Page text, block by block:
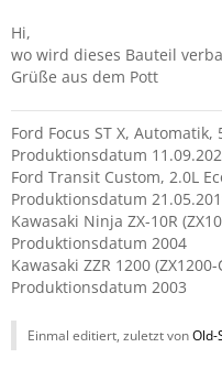
Hi,
wo wird dieses Bauteil
Grüße aus dem Pott
Ford Focus ST X,
Produktionsdatum
Ford Transit Custom, 2.0L
Produktionsdatum
Kawasaki Ninja ZX-10R
Produktionsdatum 2004
Kawasaki ZZR 1200 (ZX1200-
Produktionsdatum 2003
Einmal editiert, zuletzt vonOld-